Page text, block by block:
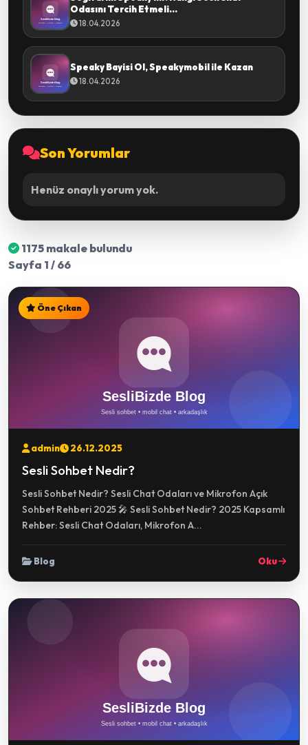
1175 makale bulundu
Sayfa 1 / 66
Öne Çıkan
admin 26.12.2025
Sesli Sohbet Nedir?
Sesli Sohbet Nedir? Sesli Chat Odaları ve Mikrofon Açık
Sohbet Rehberi 2025 🎤 Sesli Sohbet Nedir? 2025 Kapsamlı
Rehber: Sesli Chat Odaları, Mikrofon A...
Blog Oku
Odasını Tercih Etmeli...
18.04.2026
Speaky Bayisi Ol, Speakymobil ile Kazan
18.04.2026
Son Yorumlar
Henüz onaylı yorum yok.